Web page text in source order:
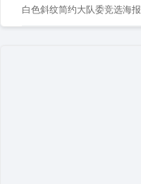
白色斜纹简约大队委竞选海报